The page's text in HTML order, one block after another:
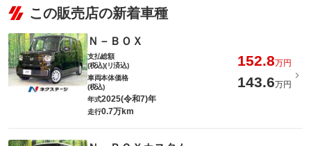
この販売店の新着車種
Ｎ－ＢＯＸ
支払総額
(税込)(リ済込)
152.8万円
車両本体価格
(税込)
143.6万円
年式2025(令和7)年
走行0.7万km